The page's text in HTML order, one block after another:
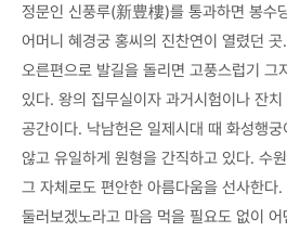
정문인 신풍루(新豊樓)를 통과하면 봉수
어머니 혜경궁 홍씨의 진찬연이 열렸던
오른편으로 발길을 돌리면 고풍스럽기 그
있다. 왕의 집무실이자 과거시험이나 잔
공간이다. 낙남헌은 일제시대 때 화성행
않고 유일하게 원형을 간직하고 있다. 수
그 자체로도 편안한 아름다움을 선사한다.
둘러보겠노라고 마음 먹을 필요도 없이